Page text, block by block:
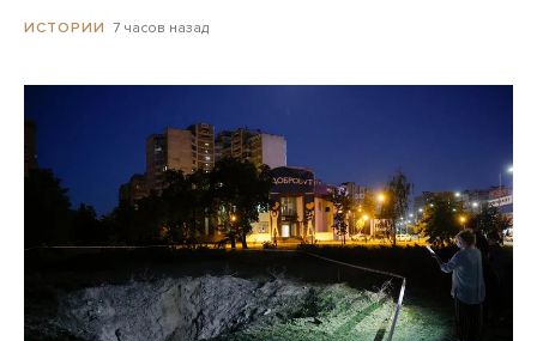
ИСТОРИИ 7 часов назад